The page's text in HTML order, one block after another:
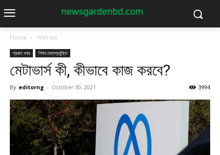
Home প্রধান খবর
প্রধান খবর শিক্ষা-তথ্যপ্রযুক্তি
মেটাভার্স কী, কীভাবে কাজ করবে?
By editorng - October 30, 2021 3994